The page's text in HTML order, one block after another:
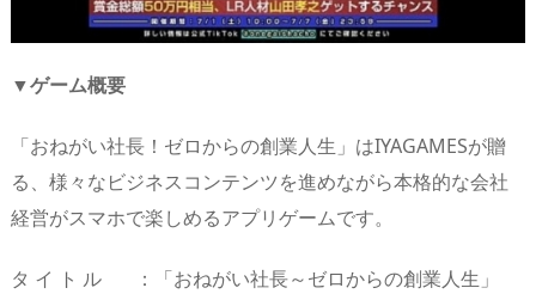
▼ゲーム概要
「おねがい社長！ゼロからの創業人生」はIYAGAMESが贈
る、様々なビジネスコンテンツを進めながら本格的な会社
経営がスマホで楽しめるアプリゲームです。
タ イ ト ル ：「おねがい社長～ゼロからの創業人生」